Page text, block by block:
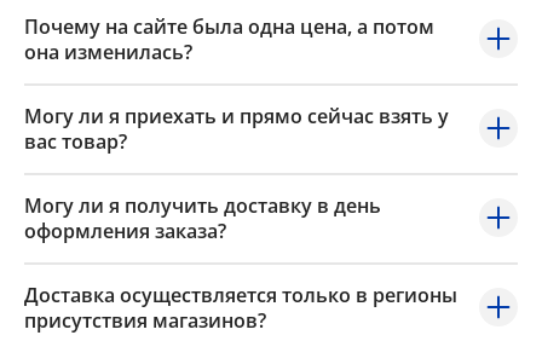
Почему на сайте была одна цена, а потом
она изменилась?
Могу ли я приехать и прямо сейчас взять у
вас товар?
Могу ли я получить доставку в день
оформления заказа?
Доставка осуществляется только в регионы
присутствия магазинов?